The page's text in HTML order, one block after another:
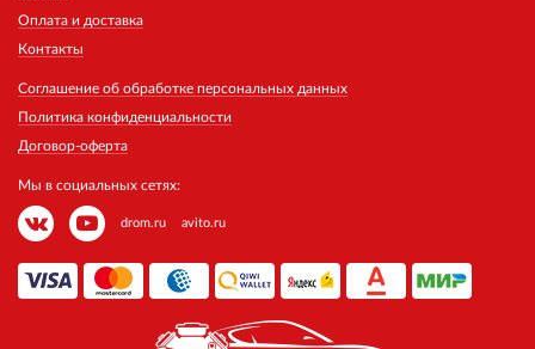
Оплата и доставка
Контакты
Соглашение об обработке персональных данных
Политика конфиденциальности
Договор-оферта
Мы в социальных сетях:
drom.ru avito.ru